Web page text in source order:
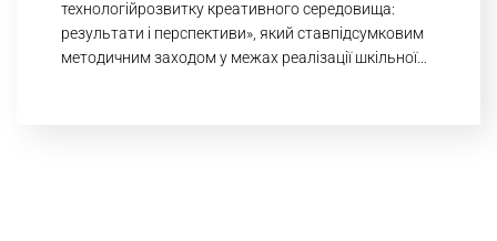
технологійрозвитку креативного середовища:
результати і перспективи», який ставпідсумковим
методичним заходом у межах реалізації шкільної…